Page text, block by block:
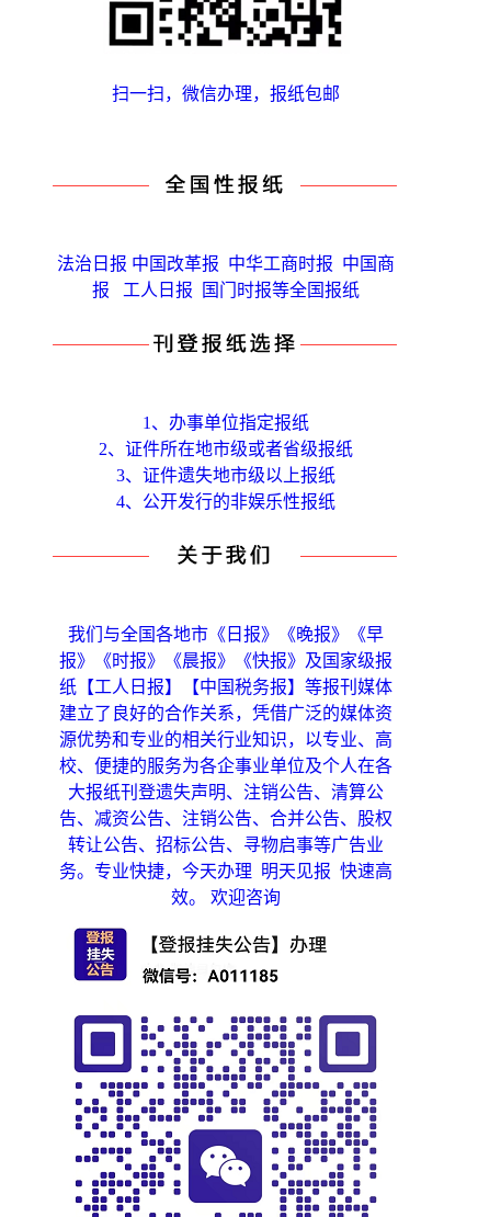
扫一扫，微信办理，报纸包邮
法治日报 中国改革报 中华工商时报 中国商
报 工人日报 国门时报等全国报纸
1、办事单位指定报纸
2、证件所在地市级或者省级报纸
3、证件遗失地市级以上报纸
4、公开发行的非娱乐性报纸
我们与全国各地市《日报》《晚报》《早
报》《时报》《晨报》《快报》及国家级报
纸【工人日报】【中国税务报】等报刊媒体
建立了良好的合作关系，凭借广泛的媒体资
源优势和专业的相关行业知识，以专业、高
校、便捷的服务为各企事业单位及个人在各
大报纸刊登遗失声明、注销公告、清算公
告、减资公告、注销公告、合并公告、股权
转让公告、招标公告、寻物启事等广告业
务。专业快捷，今天办理 明天见报 快速高
效。 欢迎咨询